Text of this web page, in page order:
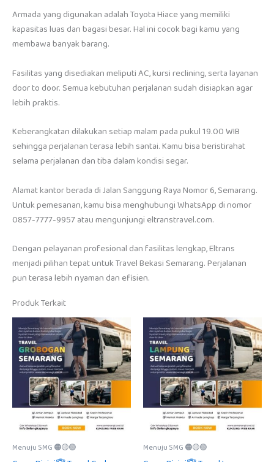
Armada yang digunakan adalah Toyota Hiace yang memiliki
kapasitas luas dan bagasi besar. Hal ini cocok bagi kamu yang
membawa banyak barang.
Fasilitas yang disediakan meliputi AC, kursi reclining, serta layanan
door to door. Semua kebutuhan perjalanan sudah disiapkan agar
lebih praktis.
Keberangkatan dilakukan setiap malam pada pukul 19.00 WIB
sehingga perjalanan terasa lebih santai. Kamu bisa beristirahat
selama perjalanan dan tiba dalam kondisi segar.
Alamat kantor berada di Jalan Sanggung Raya Nomor 6, Semarang.
Untuk pemesanan, kamu bisa menghubungi WhatsApp di nomor
0857-7777-9957 atau mengunjungi eltranstravel.com.
Dengan pelayanan profesional dan fasilitas lengkap, Eltrans
menjadi pilihan tepat untuk Travel Bekasi Semarang. Perjalanan
pun terasa lebih nyaman dan efisien.
Produk Terkait
Menuju SMG 🟠🟡🟢 Menuju SMG 🟠🟡🟢